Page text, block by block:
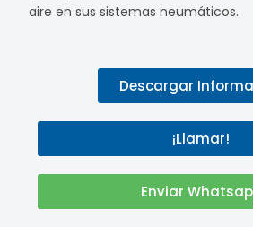
aire en sus sistemas neumáticos.
Descargar
¡Llamar!
Enviar